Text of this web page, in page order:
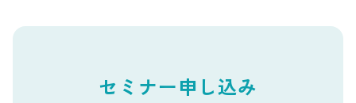
セミナー申し込み